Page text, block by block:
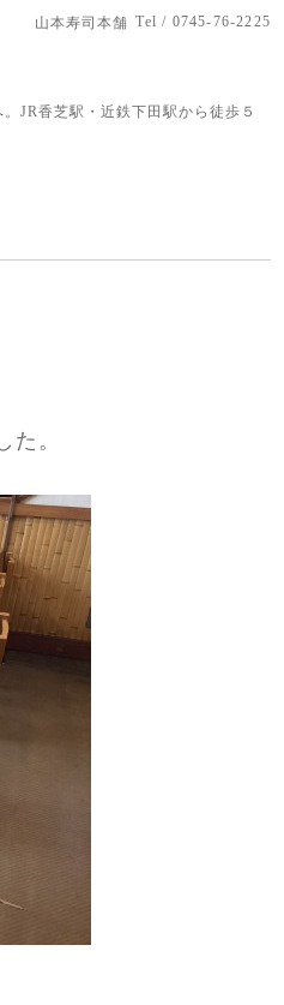
山本寿司本舗 Tel / 0745-76-2225
JR香芝駅・近鉄下田駅から徒歩５
。